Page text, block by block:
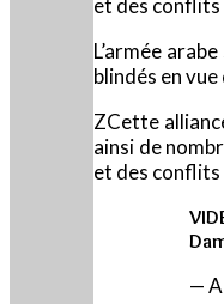
et des conflits
L’armée
blindés en
ZCette
ainsi de
et des conflits
—